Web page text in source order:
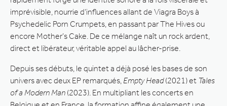
imprévisible, nourrie d’influences allant de Viagra Boys à
Psychedelic Porn Crumpets, en passant par The Hives ou
encore Mother’s Cake. De ce mélange naît un rock ardent,
direct et libérateur, véritable appel au lâcher-prise.
Depuis ses débuts, le quintet a déjà posé les bases de son
univers avec deux EP remarqués, Empty Head(2021) et Tales
of a Modern Man (2023). En multipliant les concerts en